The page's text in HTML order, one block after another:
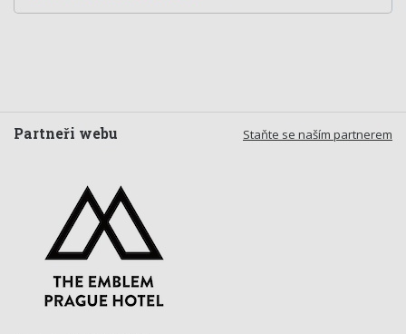
Staňte se naším partnerem
Partneři webu